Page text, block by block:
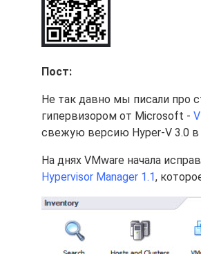
Пост:
Не так давно мы писали про
гипервизором от Microsoft -
свежую версию Hyper-V 3.0 в
На днях VMware начала
Hypervisor Manager 1.1,